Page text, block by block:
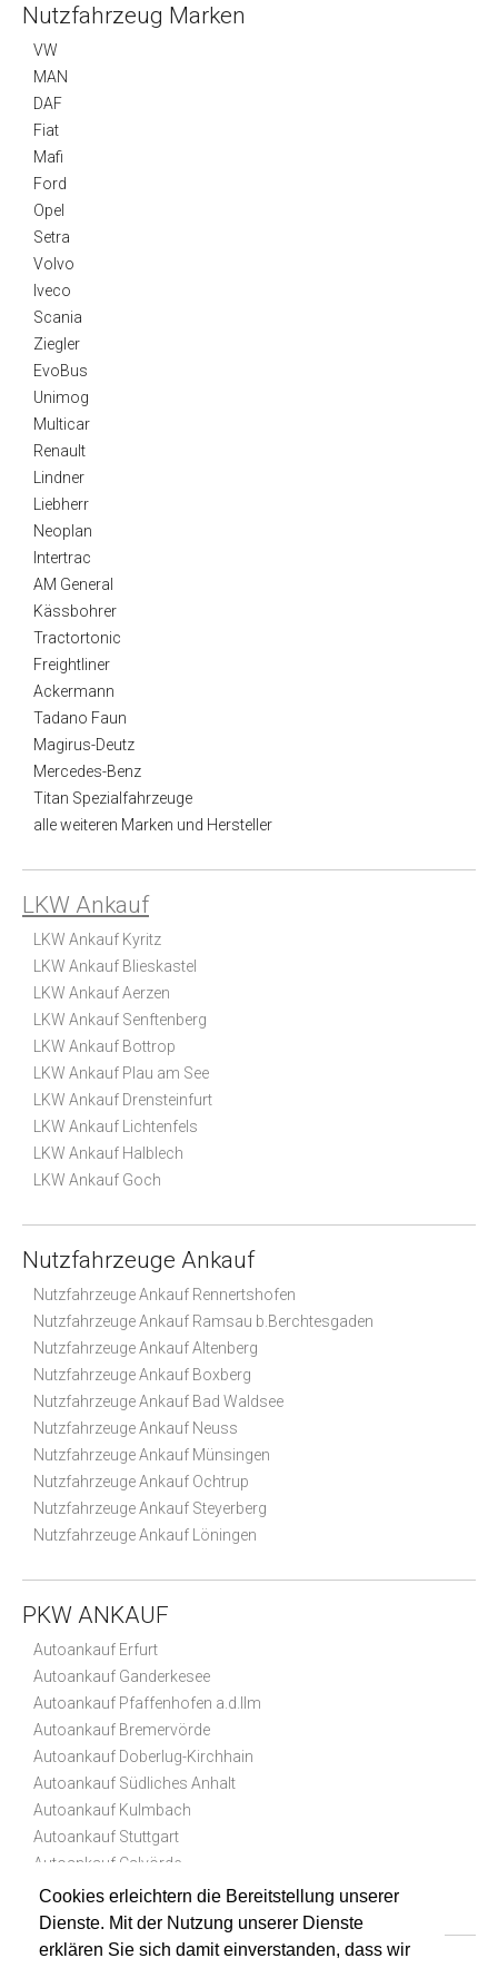
Cookies erleichtern die Bereitstellung unserer
Dienste. Mit der Nutzung unserer Dienste
erklären Sie sich damit einverstanden, dass wir
Nutzfahrzeug Marken
VW
MAN
DAF
Fiat
Mafi
Ford
Opel
Setra
Volvo
Iveco
Scania
Ziegler
EvoBus
Unimog
Multicar
Renault
Lindner
Liebherr
Neoplan
Intertrac
AM General
Kässbohrer
Tractortonic
Freightliner
Ackermann
Tadano Faun
Magirus-Deutz
Mercedes-Benz
Titan Spezialfahrzeuge
alle weiteren Marken und Hersteller
LKW Ankauf
LKW Ankauf Kyritz
LKW Ankauf Blieskastel
LKW Ankauf Aerzen
LKW Ankauf Senftenberg
LKW Ankauf Bottrop
LKW Ankauf Plau am See
LKW Ankauf Drensteinfurt
LKW Ankauf Lichtenfels
LKW Ankauf Halblech
LKW Ankauf Goch
Nutzfahrzeuge Ankauf
Nutzfahrzeuge Ankauf Rennertshofen
Nutzfahrzeuge Ankauf Ramsau b.Berchtesgaden
Nutzfahrzeuge Ankauf Altenberg
Nutzfahrzeuge Ankauf Boxberg
Nutzfahrzeuge Ankauf Bad Waldsee
Nutzfahrzeuge Ankauf Neuss
Nutzfahrzeuge Ankauf Münsingen
Nutzfahrzeuge Ankauf Ochtrup
Nutzfahrzeuge Ankauf Steyerberg
Nutzfahrzeuge Ankauf Löningen
PKW ANKAUF
Autoankauf Erfurt
Autoankauf Ganderkesee
Autoankauf Pfaffenhofen a.d.Ilm
Autoankauf Bremervörde
Autoankauf Doberlug-Kirchhain
Autoankauf Südliches Anhalt
Autoankauf Kulmbach
Autoankauf Stuttgart
Autoankauf Calvörde
Autoankauf Billerbeck